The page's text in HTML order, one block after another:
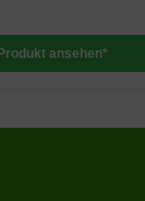
ansehen*